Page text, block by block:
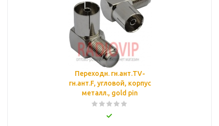
Переходн. гн.ант.TV-
гн.ант.F, угловой, корпус
металл., gold pin